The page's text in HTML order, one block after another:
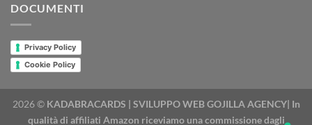
DOCUMENTI
Privacy Policy
Cookie Policy
2026 © KADABRACARDS | SVILUPPO WEB GOJILLA AGENCY| In
qualità di affiliati Amazon riceviamo una commissione dagli